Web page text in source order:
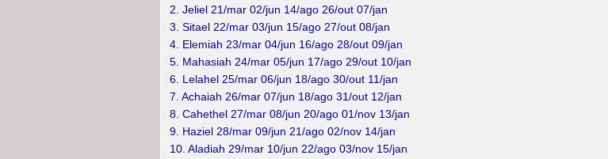
2. Jeliel 21/mar 02/jun 14/ago 26/out 07/jan
3. Sitael 22/mar 03/jun 15/ago 27/out 08/jan
4. Elemiah 23/mar 04/jun 16/ago 28/out 09/jan
5. Mahasiah 24/mar 05/jun 17/ago 29/out 10/jan
6. Lelahel 25/mar 06/jun 18/ago 30/out 11/jan
7. Achaiah 26/mar 07/jun 18/ago 31/out 12/jan
8. Cahethel 27/mar 08/jun 20/ago 01/nov 13/jan
9. Haziel 28/mar 09/jun 21/ago 02/nov 14/jan
10. Aladiah 29/mar 10/jun 22/ago 03/nov 15/jan